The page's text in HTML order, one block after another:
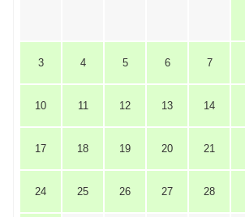
3 4 5 6 7
10 11 12 13 14
17 18 19 20 21
24 25 26 27 28